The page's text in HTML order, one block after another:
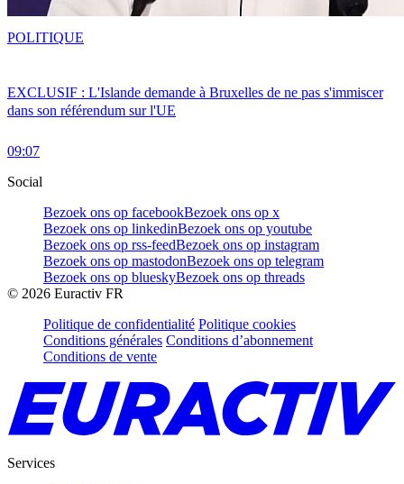
EXCLUSIF : L'Islande demande à Bruxelles de ne pas s'immiscer
dans son référendum sur l'UE
09:07
POLITIQUE
Social
Bezoek ons op facebookBezoek ons op x
Bezoek ons op linkedinBezoek ons op youtube
Bezoek ons op rss-feedBezoek ons op instagram
Bezoek ons op mastodonBezoek ons op telegram
Bezoek ons op blueskyBezoek ons op threads
© 2026 Euractiv FR
Politique de confidentialité Politique cookies
Conditions générales Conditions d’abonnement
Conditions de vente
Services